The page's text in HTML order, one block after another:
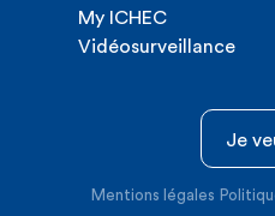
My ICHEC
Vidéosurveillance
Je
Mentions légales